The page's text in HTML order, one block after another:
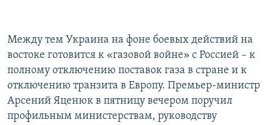
Между тем Украина на фоне боевых действий на
востоке готовится к «газовой войне» с Россией – к
полному отключению поставок газа в стране и к
отключению транзита в Европу. Премьер-министр
Арсений Яценюк в пятницу вечером поручил
профильным министерствам, руководству